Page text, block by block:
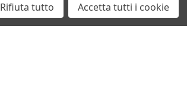
Rifiuta tutto Accetta tutti i cookie